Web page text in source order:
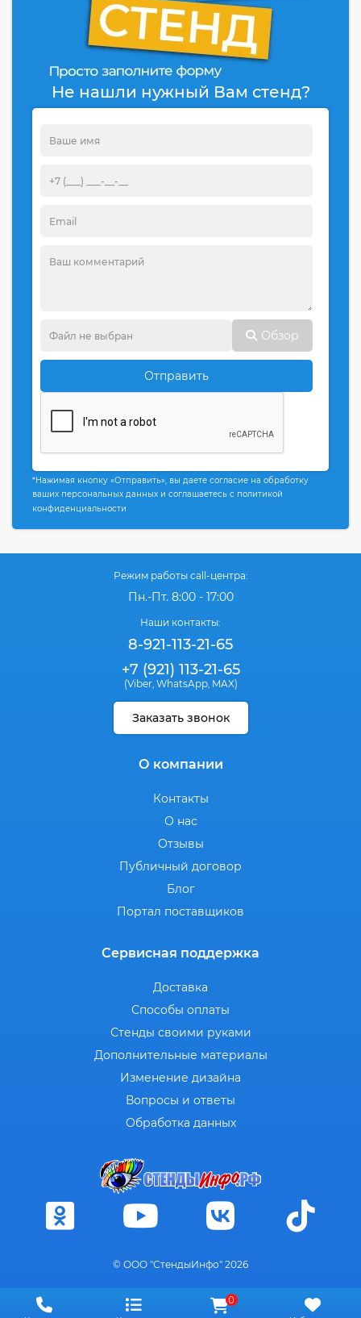
0
Не нашли нужный Вам стенд?
Обзор
Отправить
*Нажимая кнопку «Отправить», вы даете согласие на обработку
ваших персональных данных и соглашаетесь с политикой
конфиденциальности
Режим работы call-центра:
Пн.-Пт. 8:00 - 17:00
Наши контакты:
8-921-113-21-65
+7 (921) 113-21-65
(Viber, WhatsApp, MAX)
Заказать звонок
О компании
Контакты
О нас
Отзывы
Публичный договор
Блог
Портал поставщиков
Сервисная поддержка
Доставка
Способы оплаты
Стенды своими руками
Дополнительные материалы
Изменение дизайна
Вопросы и ответы
Обработка данных
© ООО "СтендыИнфо" 2026